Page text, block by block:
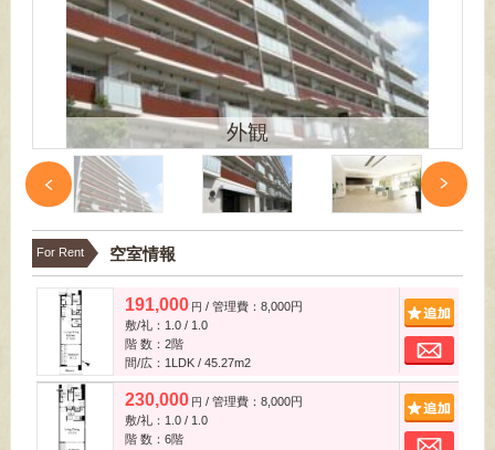
外観
For Rent 空室情報
191,000 円 / 管理費：8,000円
敷/礼：1.0 / 1.0
階 数：2階
間/広：1LDK / 45.27m2
230,000 円 / 管理費：8,000円
敷/礼：1.0 / 1.0
階 数：6階